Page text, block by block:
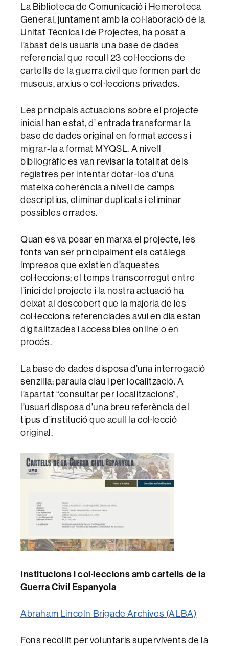
La Biblioteca de Comunicació i Hemeroteca
General, juntament amb la col·laboració de la
Unitat Tècnica i de Projectes, ha posat a
l’abast dels usuaris una base de dades
referencial que recull 23 col·leccions de
cartells de la guerra civil que formen part de
museus, arxius o col·leccions privades.
Les principals actuacions sobre el projecte
inicial han estat, d’ entrada transformar la
base de dades original en format access i
migrar-la a format MYQSL. A nivell
bibliogràfic es van revisar la totalitat dels
registres per intentar dotar-los d’una
mateixa coherència a nivell de camps
descriptius, eliminar duplicats i eliminar
possibles errades.
Quan es va posar en marxa el projecte, les
fonts van ser principalment els catàlegs
impresos que existien d’aquestes
col·leccions; el temps transcorregut entre
l’inici del projecte i la nostra actuació ha
deixat al descobert que la majoria de les
col·leccions referenciades avui en dia estan
digitalitzades i accessibles online o en
procés.
La base de dades disposa d’una interrogació
senzilla: paraula clau i per localització. A
l’apartat “consultar per localitzacions”,
l’usuari disposa d’una breu referència del
tipus d’institució que acull la col·lecció
original.
Institucions i col·leccions amb cartells de la
Guerra Civil Espanyola
Abraham Lincoln Brigade Archives (ALBA)
Fons recollit per voluntaris supervivents de la